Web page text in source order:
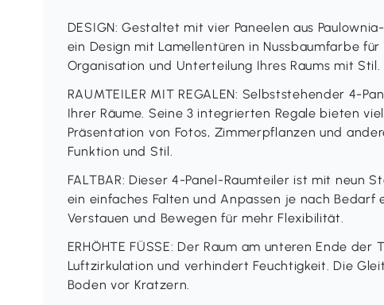
DESIGN: Gestaltet mit vier Paneelen aus
ein Design mit Lamellentüren in Nussbaumfarbe
Organisation und Unterteilung Ihres Raums mit Stil.
RAUMTEILER MIT REGALEN: Selbststehender 4-
Ihrer Räume. Seine 3 integrierten Regale bieten
Präsentation von Fotos, Zimmerpflanzen und
Funktion und Stil.
FALTBAR: Dieser 4-Panel-Raumteiler ist mit neun
ein einfaches Falten und Anpassen je nach Bedarf
Verstauen und Bewegen für mehr Flexibilität.
ERHÖHTE FÜSSE: Der Raum am unteren Ende
Luftzirkulation und verhindert Feuchtigkeit. Die
Boden vor Kratzern.